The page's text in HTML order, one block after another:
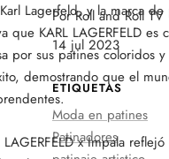
Por Roll and Roll TV
14 jul 2023
ETIQUETAS
Moda en patines
Patinadores
Lagerfeld, y la marca
que KARL LAGERFELD
por sus patines coloridos
demostrando que el
x Impala